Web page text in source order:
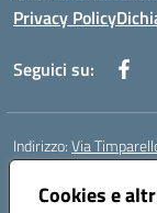
Cookies e
Privacy Policy
Seguici su:
Indirizzo:Via
Centralino:
Posta elettronica